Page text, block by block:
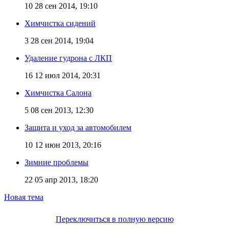
10 28 сен 2014, 19:10
Химчистка сидений
3 28 сен 2014, 19:04
Удаление гудрона с ЛКП
16 12 июл 2014, 20:31
Химчистка Салона
5 08 сен 2013, 12:30
Защита и уход за автомобилем
10 12 июн 2013, 20:16
Зимние проблемы
22 05 апр 2013, 18:20
Новая тема
Переключиться в полную версию